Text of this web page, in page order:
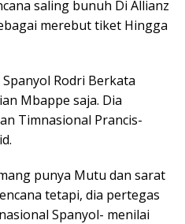
saling bunuh Di Allianz
merebut tiket Hingga
Rodri Berkata
Mbappe saja. Dia
Timnasional Prancis-
punya Mutu dan sarat
tetapi, dia pertegas
Spanyol- menilai